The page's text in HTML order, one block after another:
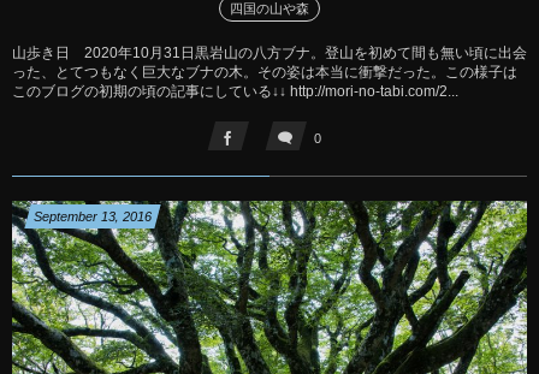
四国の山や森
山歩き日 2020年10月31日黒岩山の八方ブナ。登山を初めて間も無い頃に出会
った、とてつもなく巨大なブナの木。その姿は本当に衝撃だった。この様子は
このブログの初期の頃の記事にしている↓↓ http://mori-no-tabi.com/2...
0
September 13,2016